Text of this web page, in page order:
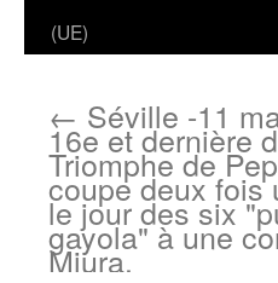
(UE)
← Séville -11
16e et dernière
Triomphe de
coupe deux fois
le jour des six
gayola" à une
Miura.